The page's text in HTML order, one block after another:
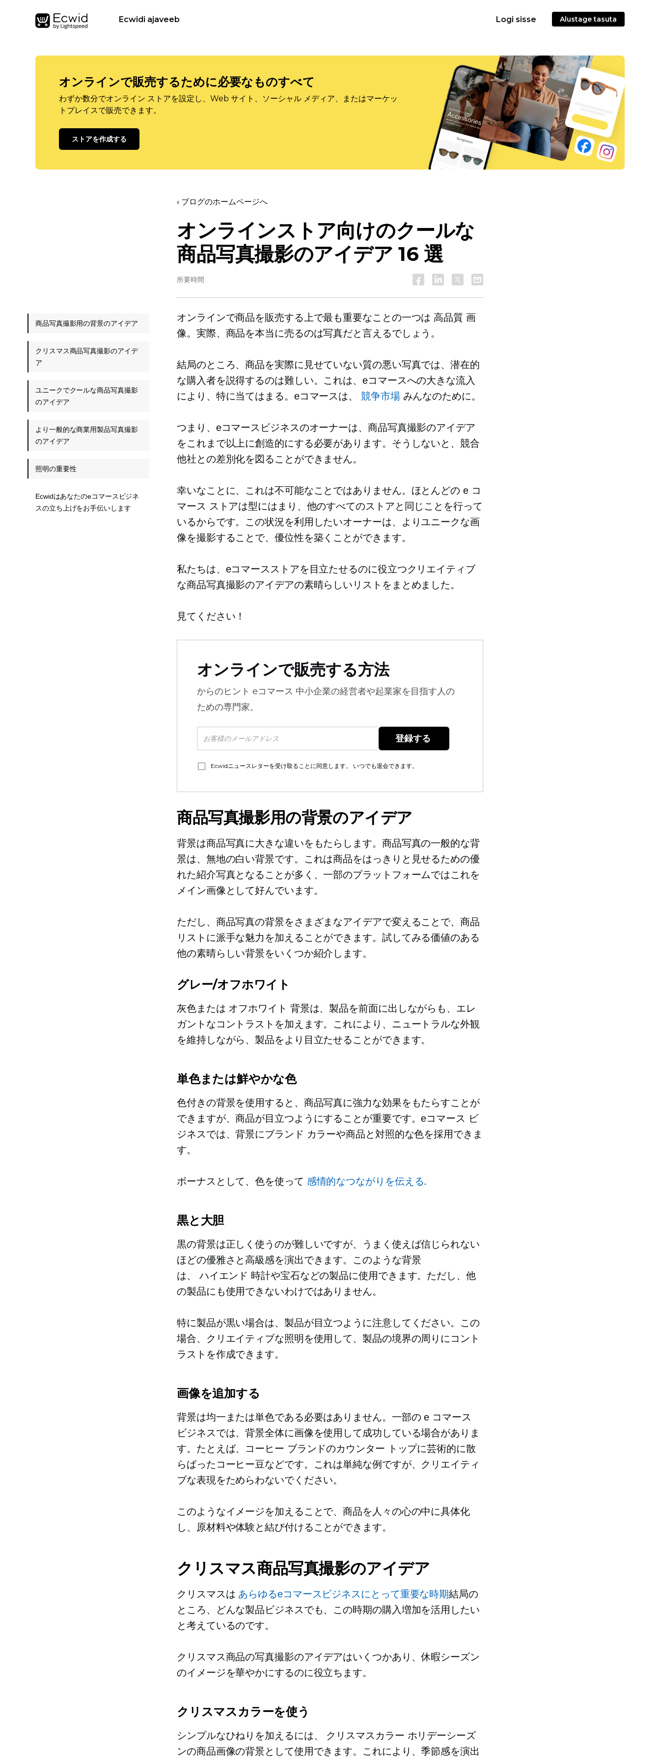
Ecwidi ajaveeb Logi sisse Alustage tasuta
オンラインで販売するために必要なものすべて
わずか数分でオンライン ストアを設定し、Web サイト、ソーシャル メディア、またはマーケッ
トプレイスで販売できます。
ストアを作成する
‹ ブログのホームページへ
オンラインストア向けのクールな
商品写真撮影のアイデア 16 選
所要時間
オンラインで商品を販売する上で最も重要なことの一つは 高品質 画
像。実際、商品を本当に売るのは写真だと言えるでしょう。
結局のところ、商品を実際に見せていない質の悪い写真では、潜在的
な購入者を説得するのは難しい。これは、eコマースへの大きな流入
により、特に当てはまる。eコマースは、 競争市場みんなのために。
つまり、eコマースビジネスのオーナーは、商品写真撮影のアイデア
をこれまで以上に創造的にする必要があります。そうしないと、競合
他社との差別化を図ることができません。
幸いなことに、これは不可能なことではありません。ほとんどの e コ
マース ストアは型にはまり、他のすべてのストアと同じことを行って
いるからです。この状況を利用したいオーナーは、よりユニークな画
像を撮影することで、優位性を築くことができます。
私たちは、eコマースストアを目立たせるのに役立つクリエイティブ
な商品写真撮影のアイデアの素晴らしいリストをまとめました。
見てください！
オンラインで販売する方法
からのヒント eコマース 中小企業の経営者や起業家を目指す人の
ための専門家。
Ecwidニュースレターを受け取ることに同意します。 いつでも退会できます。
商品写真撮影用の背景のアイデア
背景は商品写真に大きな違いをもたらします。商品写真の一般的な背
景は、無地の白い背景です。これは商品をはっきりと見せるための優
れた紹介写真となることが多く、一部のプラットフォームではこれを
メイン画像として好んでいます。
ただし、商品写真の背景をさまざまなアイデアで変えることで、商品
リストに派手な魅力を加えることができます。試してみる価値のある
他の素晴らしい背景をいくつか紹介します。
グレー/オフホワイト
灰色または オフホワイト 背景は、製品を前面に出しながらも、エレ
ガントなコントラストを加えます。これにより、ニュートラルな外観
を維持しながら、製品をより目立たせることができます。
単色または鮮やかな色
色付きの背景を使用すると、商品写真に強力な効果をもたらすことが
できますが、商品が目立つようにすることが重要です。eコマース ビ
ジネスでは、背景にブランド カラーや商品と対照的な色を採用できま
す。
ボーナスとして、色を使って 感情的なつながりを伝える.
黒と大胆
黒の背景は正しく使うのが難しいですが、うまく使えば信じられない
ほどの優雅さと高級感を演出できます。このような背景
は、 ハイエンド 時計や宝石などの製品に使用できます。ただし、他
の製品にも使用できないわけではありません。
特に製品が黒い場合は、製品が目立つように注意してください。この
場合、クリエイティブな照明を使用して、製品の境界の周りにコント
ラストを作成できます。
画像を追加する
背景は均一または単色である必要はありません。一部の e コマース
ビジネスでは、背景全体に画像を使用して成功している場合がありま
す。たとえば、コーヒー ブランドのカウンター トップに芸術的に散
らばったコーヒー豆などです。これは単純な例ですが、クリエイティ
ブな表現をためらわないでください。
このようなイメージを加えることで、商品を人々の心の中に具体化
し、原材料や体験と結び付けることができます。
クリスマス商品写真撮影のアイデア
クリスマスは あらゆるeコマースビジネスにとって重要な時期結局の
ところ、どんな製品ビジネスでも、この時期の購入増加を活用したい
と考えているのです。
クリスマス商品の写真撮影のアイデアはいくつかあり、休暇シーズン
のイメージを華やかにするのに役立ちます。
クリスマスカラーを使う
シンプルなひねりを加えるには、 クリスマスカラー ホリデーシーズ
ンの商品画像の背景として使用できます。これにより、季節感を演出
商品写真撮影用の背景のアイデア
クリスマス商品写真撮影のアイデ
ア
ユニークでクールな商品写真撮影
のアイデア
より一般的な商業用製品写真撮影
のアイデア
照明の重要性
Ecwidはあなたのeコマースビジネ
スの立ち上げをお手伝いします